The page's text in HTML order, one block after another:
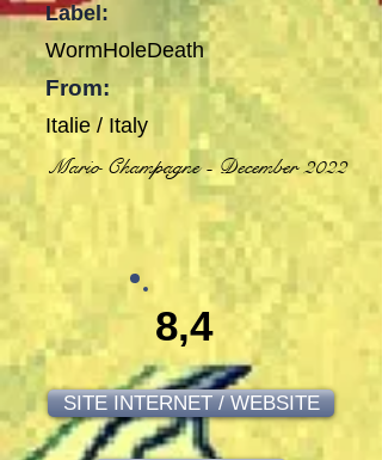
Label:
WormHoleDeath
From:
Italie / Italy
Mario Champagne - December 2022
8,4
SITE INTERNET / WEBSITE